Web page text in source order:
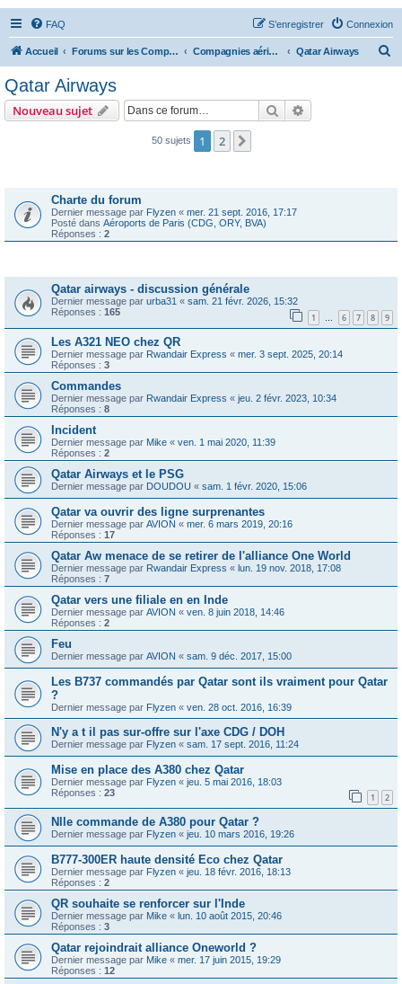
FAQ Connexion
S’enregistrer
Accueil Forums sur les Compagnies Aériennes Compagnies aériennes d'Afrique et du Moyen Orient Qatar Airways
r
Qatar Airways
Nouveau sujet Rechercher
50 sujets 1 2
Charte du forum
Dernier message par Flyzen « mer. 21 sept. 2016, 17:17
Posté dans Aéroports de Paris (CDG, ORY, BVA)
Réponses : 2
Qatar airways - discussion générale
Dernier message par urba31 « sam. 21 févr. 2026, 15:32
Réponses : 165 1 … 6 7 8 9
Les A321 NEO chez QR
Dernier message par Rwandair Express « mer. 3 sept. 2025, 20:14
Réponses : 3
Commandes
Dernier message par Rwandair Express « jeu. 2 févr. 2023, 10:34
Réponses : 8
Incident
Dernier message par Mike « ven. 1 mai 2020, 11:39
Réponses : 2
Qatar Airways et le PSG
Dernier message par DOUDOU « sam. 1 févr. 2020, 15:06
Qatar va ouvrir des ligne surprenantes
Dernier message par AVION « mer. 6 mars 2019, 20:16
Réponses : 17
Qatar Aw menace de se retirer de l'alliance One World
Dernier message par Rwandair Express « lun. 19 nov. 2018, 17:08
Réponses : 7
Qatar vers une filiale en en Inde
Dernier message par AVION « ven. 8 juin 2018, 14:46
Réponses : 2
Feu
Dernier message par AVION « sam. 9 déc. 2017, 15:00
Les B737 commandés par Qatar sont ils vraiment pour Qatar
?
Dernier message par Flyzen « ven. 28 oct. 2016, 16:39
N'y a t il pas sur-offre sur l'axe CDG / DOH
Dernier message par Flyzen « sam. 17 sept. 2016, 11:24
Mise en place des A380 chez Qatar
Dernier message par Flyzen « jeu. 5 mai 2016, 18:03
Réponses : 23 1 2
Nlle commande de A380 pour Qatar ?
Dernier message par Flyzen « jeu. 10 mars 2016, 19:26
B777-300ER haute densité Eco chez Qatar
Dernier message par Flyzen « jeu. 18 févr. 2016, 18:13
Réponses : 2
QR souhaite se renforcer sur l'Inde
Dernier message par Mike « lun. 10 août 2015, 20:46
Réponses : 3
Qatar rejoindrait alliance Oneworld ?
Dernier message par Mike « mer. 17 juin 2015, 19:29
Réponses : 12